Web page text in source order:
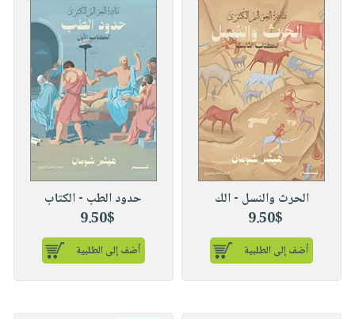
الحرث والنسل - الك
9.50$
أضف إلى الطلبية
حدود الطب - الكتاب
9.50$
أضف إلى الطلبية